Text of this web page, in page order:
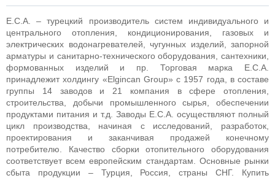
E C A
– турецкий производитель систем индивидуального и
центрального отопления, кондиционирования, газовых и
электрических водонагревателей, чугунных изделий, запорной
арматуры и санитарно-технического оборудования, сантехники,
формованных изделий и пр. Торговая марка Е.С.А.
принадлежит холдингу «Elgincan Group» с 1957 года, в составе
группы 14 заводов и 21 компания в сфере отопления,
строительства, добычи промышленного сырья, обеспечении
продуктами питания и т.д. Заводы E C A . осуществляют полный
цикл производства, начиная с исследований, разработок,
проектирования и заканчивая продажей конечному
потребителю. Качество сборки отопительного оборудования
соответствует всем европейским стандартам. Основные рынки
сбыта продукции – Турция, Россия, страны СНГ. Купить